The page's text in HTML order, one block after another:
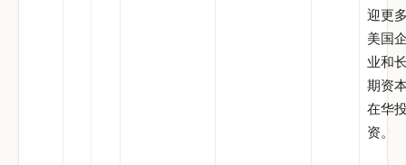
迎更
美国
业和
期资
在华
资。